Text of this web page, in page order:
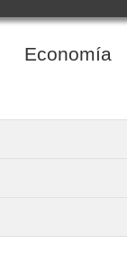
Economía